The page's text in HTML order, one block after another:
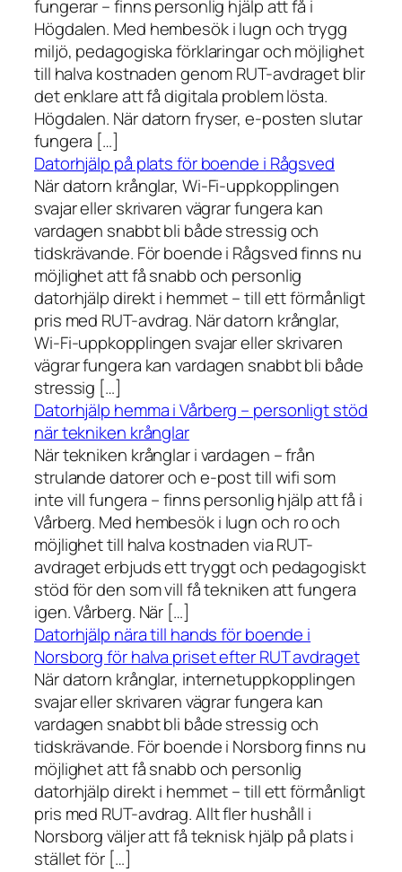
fungerar – finns personlig hjälp att få i
Högdalen. Med hembesök i lugn och trygg
miljö, pedagogiska förklaringar och möjlighet
till halva kostnaden genom RUT-avdraget blir
det enklare att få digitala problem lösta.
Högdalen. När datorn fryser, e-posten slutar
fungera […]
Datorhjälp på plats för boende i Rågsved
När datorn krånglar, Wi-Fi-uppkopplingen
svajar eller skrivaren vägrar fungera kan
vardagen snabbt bli både stressig och
tidskrävande. För boende i Rågsved finns nu
möjlighet att få snabb och personlig
datorhjälp direkt i hemmet – till ett förmånligt
pris med RUT-avdrag. När datorn krånglar,
Wi-Fi-uppkopplingen svajar eller skrivaren
vägrar fungera kan vardagen snabbt bli både
stressig […]
Datorhjälp hemma i Vårberg – personligt stöd
när tekniken krånglar
När tekniken krånglar i vardagen – från
strulande datorer och e-post till wifi som
inte vill fungera – finns personlig hjälp att få i
Vårberg. Med hembesök i lugn och ro och
möjlighet till halva kostnaden via RUT-
avdraget erbjuds ett tryggt och pedagogiskt
stöd för den som vill få tekniken att fungera
igen. Vårberg. När […]
Datorhjälp nära till hands för boende i
Norsborg för halva priset efter RUT avdraget
När datorn krånglar, internetuppkopplingen
svajar eller skrivaren vägrar fungera kan
vardagen snabbt bli både stressig och
tidskrävande. För boende i Norsborg finns nu
möjlighet att få snabb och personlig
datorhjälp direkt i hemmet – till ett förmånligt
pris med RUT-avdrag. Allt fler hushåll i
Norsborg väljer att få teknisk hjälp på plats i
stället för […]